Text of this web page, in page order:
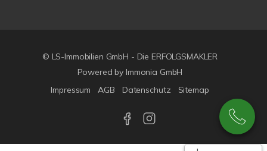
© LS-Immobilien GmbH - Die ERFOLGSMAKLER
Powered by Immonia GmbH
Impressum
AGB Datenschutz Sitemap